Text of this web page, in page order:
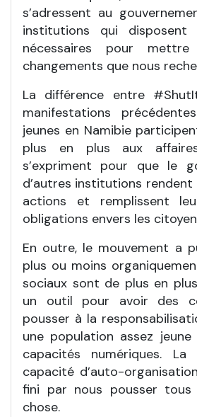
s’adressent au
institutions qui disposent
nécessaires pour
changements que nous
La différence entre
manifestations
jeunes en Namibie
plus en plus aux
s’expriment pour que le
d’autres institutions
actions et remplissent
obligations envers les
En outre, le mouvement a
plus ou moins
sociaux sont de plus en
un outil pour avoir des
pousser à la
une population assez jeune
capacités numériques.
capacité d’auto-
fini par nous pousser
chose.